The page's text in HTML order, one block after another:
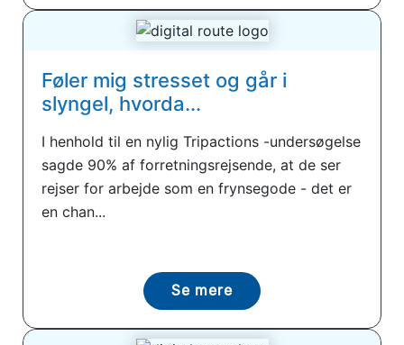
Føler mig stresset og går i
slyngel, hvorda...
I henhold til en nylig Tripactions -undersøgelse
sagde 90% af forretningsrejsende, at de ser
rejser for arbejde som en frynsegode - det er
en chan...
Se mere